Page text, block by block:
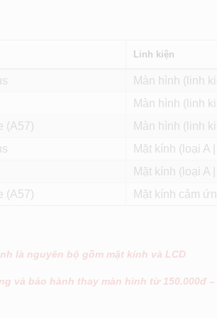
Linh kiện
Màn hình (linh
Màn hình (linh
(A57)
Màn hình (linh
Mặt kính (loại A
Mặt kính (loại A
(A57)
Mặt kính cảm
là nguyên bộ gồm mặt kính và LCD
và bảo hành thay màn hình từ 150.000đ